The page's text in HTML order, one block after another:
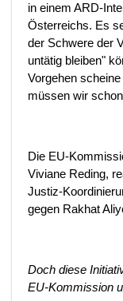
in einem ARD-
Österreichs. Es
der Schwere der
untätig bleiben"
Vorgehen
müssen wir
Die EU-
Viviane Reding,
Justiz-
gegen Rakhat
Doch diese
EU-Kommission